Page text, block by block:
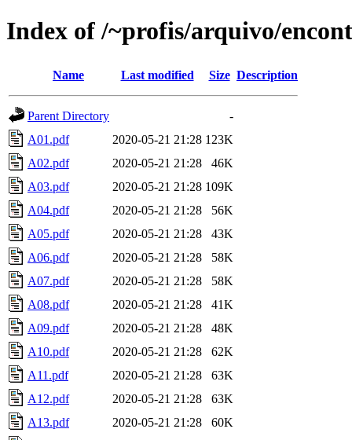
Index of /~profis/arquivo/
Name Last modified Size Description
Parent Directory
-
A01.pdf
2020-05-21 21:28 123K
A02.pdf
2020-05-21 21:28
46K
A03.pdf
2020-05-21 21:28 109K
A04.pdf
2020-05-21 21:28
56K
A05.pdf
2020-05-21 21:28
43K
A06.pdf
2020-05-21 21:28
58K
A07.pdf
2020-05-21 21:28
58K
A08.pdf
2020-05-21 21:28
41K
A09.pdf
2020-05-21 21:28
48K
A10.pdf
2020-05-21 21:28
62K
A11.pdf
2020-05-21 21:28
63K
A12.pdf
2020-05-21 21:28
63K
A13.pdf
2020-05-21 21:28
60K